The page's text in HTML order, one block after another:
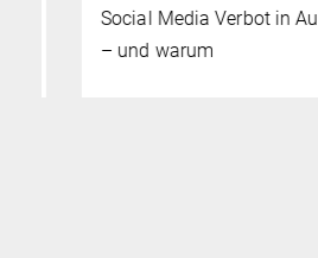
Social Media Verbot in
– und warum